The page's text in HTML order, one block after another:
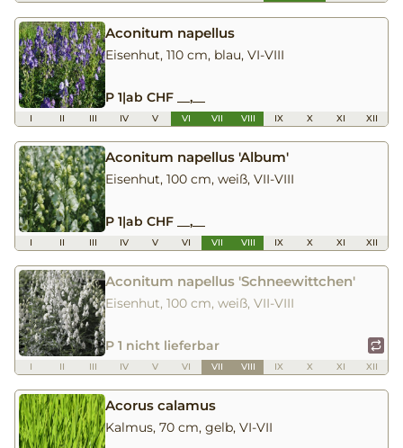
Aconitum napellus
Eisenhut, 110 cm, blau, VI-VIII
P 1|ab CHF __,__
I II III IV V VI VII VIII IX X XI XII
Aconitum napellus 'Album'
Eisenhut, 100 cm, weiß, VII-VIII
P 1|ab CHF __,__
I II III IV V VI VII VIII IX X XI XII
Aconitum napellus 'Schneewittchen'
Eisenhut, 100 cm, weiß, VII-VIII
P 1 nicht lieferbar
I II III IV V VI VII VIII IX X XI XII
Acorus calamus
Kalmus, 70 cm, gelb, VI-VII